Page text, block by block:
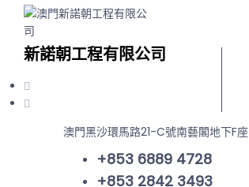
新諾朝工程有限公司
澳門黑沙環馬路21-C號南藝閣地下F座
+853 6889 4728
+853 2842 3493